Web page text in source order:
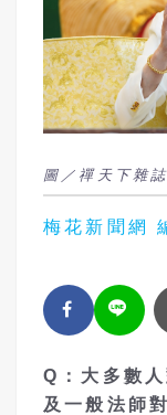
圖／禪天下雜
梅花新聞網
Q：大多數
及一般法師